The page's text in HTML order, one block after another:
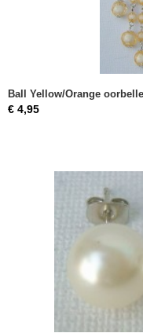
Ball Yellow/Orange
€ 4,95